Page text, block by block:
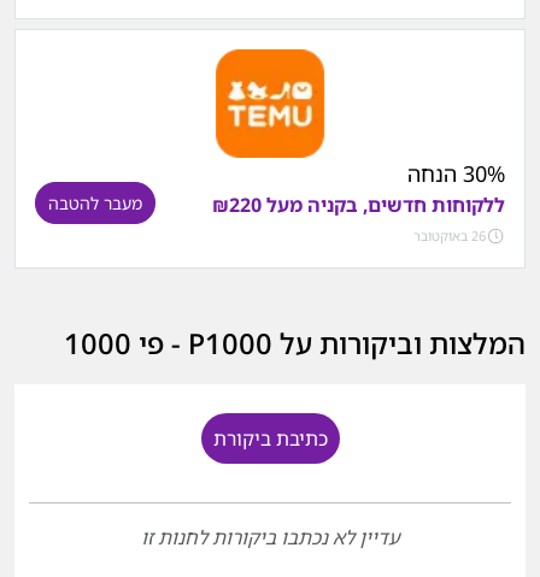
30% הנחה
ללקוחות חדשים, בקניה מעל ₪220
26 באוקטובר
מעבר להטבה
המלצות וביקורות על P1000 - פי 1000
כתיבת ביקורת
עדיין לא נכתבו ביקורות לחנות זו